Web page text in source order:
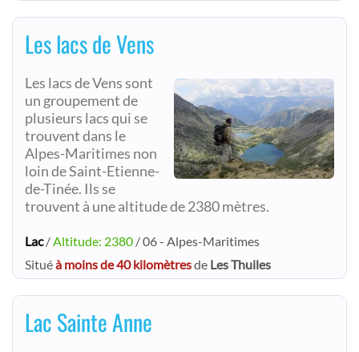
Les lacs de Vens
Les lacs de Vens sont
un groupement de
plusieurs lacs qui se
trouvent dans le
Alpes-Maritimes non
loin de Saint-Etienne-
de-Tinée. Ils se
trouvent à une altitude de 2380 mètres.
Lac/Altitude: 2380 / 06 - Alpes-Maritimes
Situéà moins de 40 kilomètresde Les Thuiles
Lac Sainte Anne